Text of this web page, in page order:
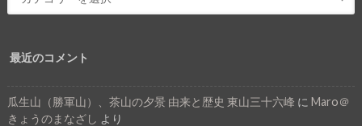
最近のコメント
瓜生山（勝軍山）、茶山の夕景 由来と歴史 東山三十六峰 に Maro＠
きょうのまなざし より